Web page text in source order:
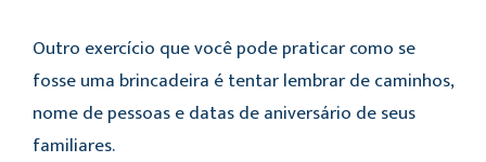
Outro exercício que você pode praticar como se
fosse uma brincadeira é tentar lembrar de caminhos,
nome de pessoas e datas de aniversário de seus
familiares.